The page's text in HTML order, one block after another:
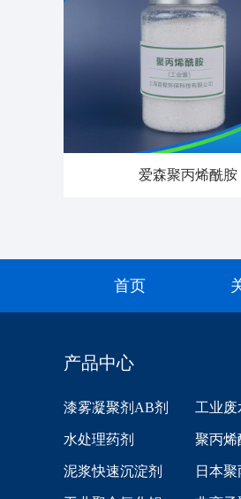
爱森聚丙烯酰胺
首页
产品中心
漆雾凝聚剂AB剂
水处理药剂
泥浆快速沉淀剂
工业废
聚丙烯
日本